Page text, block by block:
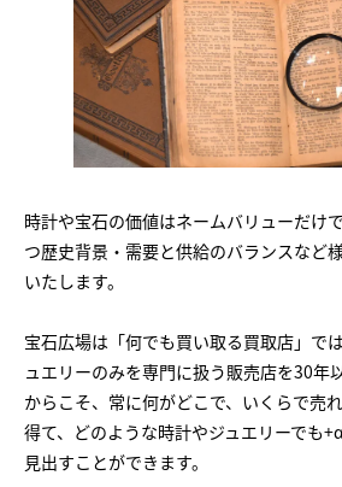
時計や宝石の価値はネームバリューだけ
つ歴史背景・需要と供給のバランスなど
いたします。
宝石広場は「何でも買い取る買取店」で
ュエリーのみを専門に扱う販売店を30年
からこそ、常に何がどこで、いくらで売
得て、どのような時計やジュエリーでも
見出すことができます。